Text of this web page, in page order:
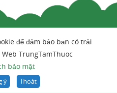
để đảm bảo bạn có trải
TrungTamThuoc
bảo mật
ý Thoát